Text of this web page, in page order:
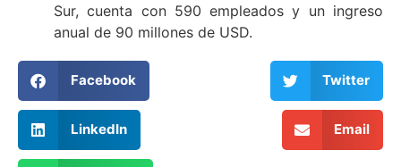
Sur, cuenta con 590 empleados y un ingreso
anual de 90 millones de USD.
Facebook Twitter
LinkedIn Email